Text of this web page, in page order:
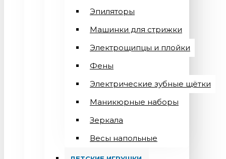
Эпиляторы
Машинки для стрижки
Электрощипцы и плойки
Фены
Электрические зубные щётки
Маникюрные наборы
Зеркала
Весы напольные